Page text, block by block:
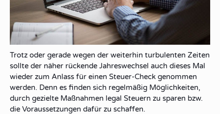
Trotz oder gerade wegen der weiterhin turbulenten Zeiten
sollte der näher rückende Jahreswechsel auch dieses Mal
wieder zum Anlass für einen Steuer-Check genommen
werden. Denn es finden sich regelmäßig Möglichkeiten,
durch gezielte Maßnahmen legal Steuern zu sparen bzw.
die Voraussetzungen dafür zu schaffen.